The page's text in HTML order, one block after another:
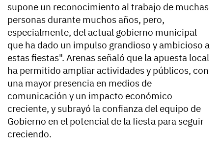
supone un reconocimiento al trabajo de muchas
personas durante muchos años, pero,
especialmente, del actual gobierno municipal
que ha dado un impulso grandioso y ambicioso a
estas fiestas". Arenas señaló que la apuesta local
ha permitido ampliar actividades y públicos, con
una mayor presencia en medios de
comunicación y un impacto económico
creciente, y subrayó la confianza del equipo de
Gobierno en el potencial de la fiesta para seguir
creciendo.